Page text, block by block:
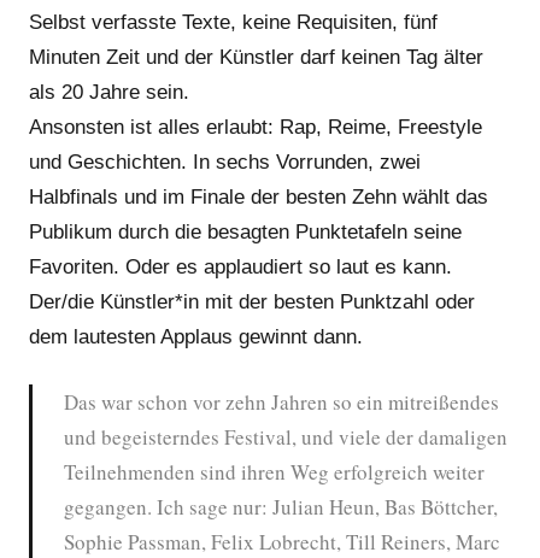
Selbst verfasste Texte, keine Requisiten, fünf
Minuten Zeit und der Künstler darf keinen Tag älter
als 20 Jahre sein.
Ansonsten ist alles erlaubt: Rap, Reime, Freestyle
und Geschichten. In sechs Vorrunden, zwei
Halbfinals und im Finale der besten Zehn wählt das
Publikum durch die besagten Punktetafeln seine
Favoriten. Oder es applaudiert so laut es kann.
Der/die Künstler*in mit der besten Punktzahl oder
dem lautesten Applaus gewinnt dann.
Das war schon vor zehn Jahren so ein mitreißendes
und begeisterndes Festival, und viele der damaligen
Teilnehmenden sind ihren Weg erfolgreich weiter
gegangen. Ich sage nur: Julian Heun, Bas Böttcher,
Sophie Passman, Felix Lobrecht, Till Reiners, Marc